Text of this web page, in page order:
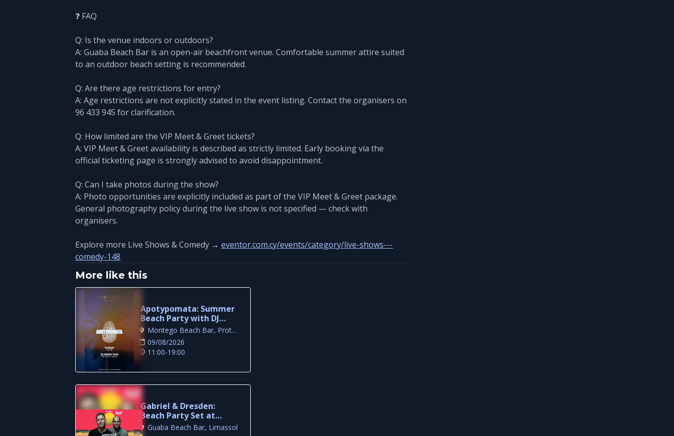
❓ FAQ
Q: Is the venue indoors or outdoors?
A: Guaba Beach Bar is an open-air beachfront venue. Comfortable summer attire suited
to an outdoor beach setting is recommended.
Q: Are there age restrictions for entry?
A: Age restrictions are not explicitly stated in the event listing. Contact the organisers on
96 433 945 for clarification.
Q: How limited are the VIP Meet & Greet tickets?
A: VIP Meet & Greet availability is described as strictly limited. Early booking via the
official ticketing page is strongly advised to avoid disappointment.
Q: Can I take photos during the show?
A: Photo opportunities are explicitly included as part of the VIP Meet & Greet package.
General photography policy during the live show is not specified — check with
organisers.
Explore more Live Shows & Comedy →eventor.com.cy/events/category/live-shows---
comedy-148
More like this
Apotypomata: Summer
Beach Party with DJ
Mario Yaya in ProtarasMontego Beach Bar, Protaras
09/08/2026
11:00-19:00
Gabriel & Dresden:
Beach Party Set at
Guaba, Limassol
Guaba Beach Bar, Limassol